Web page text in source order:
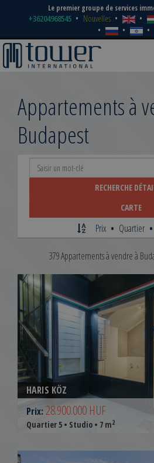
Le premier groupe de services
+36204968545 Nouvelles
Appartements à
Budapest
Rechercher
des
RECHERCHE
CARTE
Prix • Quartier •
379 Appartements à vendre à
HARIS KÖZ
Prix: 28.900.000 HUF
Quartier 5 • Studio • 7 m2